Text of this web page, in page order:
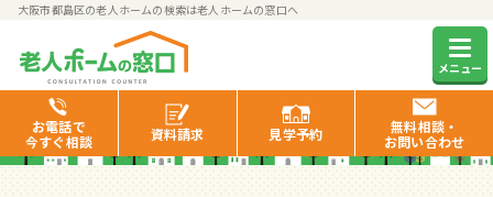
大阪市都島区の老人ホームの検索は老人ホームの窓口へ
メニュー
お電話で
今すぐ相談
資料請求 見学予約
無料相談・
お問い合わせ
たのしい家都島